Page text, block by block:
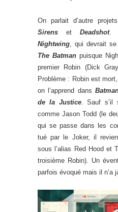
On parlait d’autre
Sirens et Deadshot.
Nightwing , qui devrait
The Batmanpuisque
premier Robin (Dick
Problème : Robin est
on l’apprend dans
de la Justice. Sauf s’il
comme Jason Todd (le
qui se passe dans les
tué par le Joker, il
sous l’alias Red Hood et
troisième Robin). Un
parfois évoqué mais il n’a